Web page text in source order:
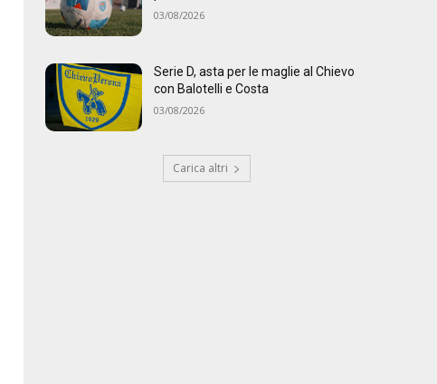
03/08/2026
Serie D, asta per le maglie al Chievo
con Balotelli e Costa
03/08/2026
Carica altri